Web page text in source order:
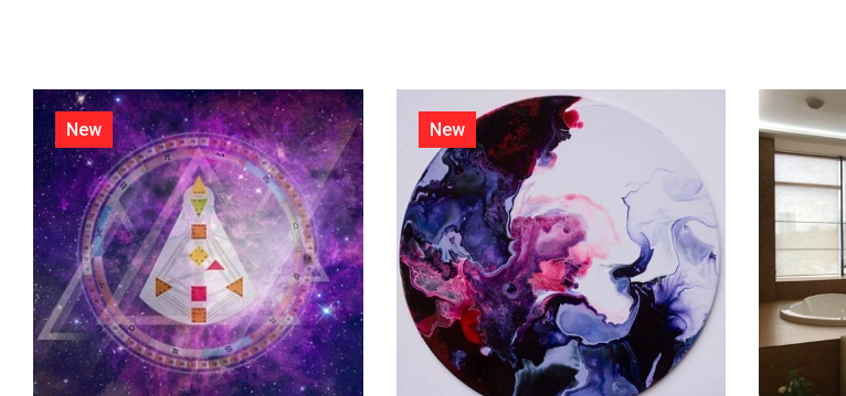
В КОРЗИНУ
New
В КОРЗИНУ
New